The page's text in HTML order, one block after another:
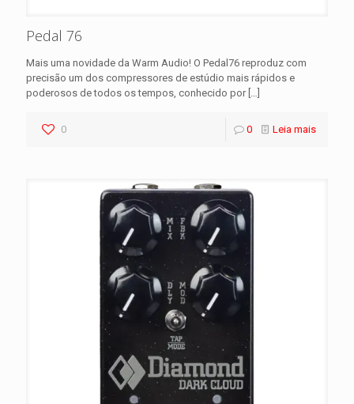
Pedal 76
Mais uma novidade da Warm Audio! O Pedal76 reproduz com
precisão um dos compressores de estúdio mais rápidos e
poderosos de todos os tempos, conhecido por[…]
0 0 Leia mais